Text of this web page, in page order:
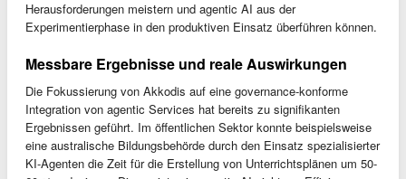
Herausforderungen meistern und agentic AI aus der
Experimentierphase in den produktiven Einsatz überführen können.
Messbare Ergebnisse und reale Auswirkungen
Die Fokussierung von Akkodis auf eine governance-konforme
Integration von agentic Services hat bereits zu signifikanten
Ergebnissen geführt. Im öffentlichen Sektor konnte beispielsweise
eine australische Bildungsbehörde durch den Einsatz spezialisierter
KI-Agenten die Zeit für die Erstellung von Unterrichtsplänen um 50-